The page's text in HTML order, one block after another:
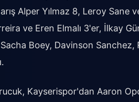
Alper Yılmaz 8, Leroy Sane
ve Eren Elmalı 3'er, İlkay
Boey, Davinson Sanchez,
Kayserispor'dan Aaron